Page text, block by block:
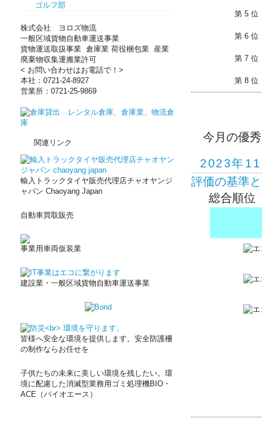
第 5 位
第 6 位
第 7 位
第 8 位
今月の優
2023年
評価の基準
総合順位
ゴルフ部
株式会社 ヨロズ物流
一般区域貨物自動車運送事業
貨物運送取扱事業 倉庫業 荷役梱包業 産業
廃棄物収集運搬業許可
< お問い合わせはお電話で！>
本社：0721-24-8927
営業所：0721-25-9869
関連リンク
輸入トラックタイヤ販売代理店チャオヤンジ
ャパン Chaoyang Japan
自動車買取販売
事業用車両仮装業
建設業・一般区域貨物自動車運送事業
皆様へ安全な環境を提供します。安全防護柵
の制作ならお任せを
子供たちの未来に美しい環境を残したい。環
境に配慮した消滅型業務用ゴミ処理機BIO・
ACE（バイオエース）